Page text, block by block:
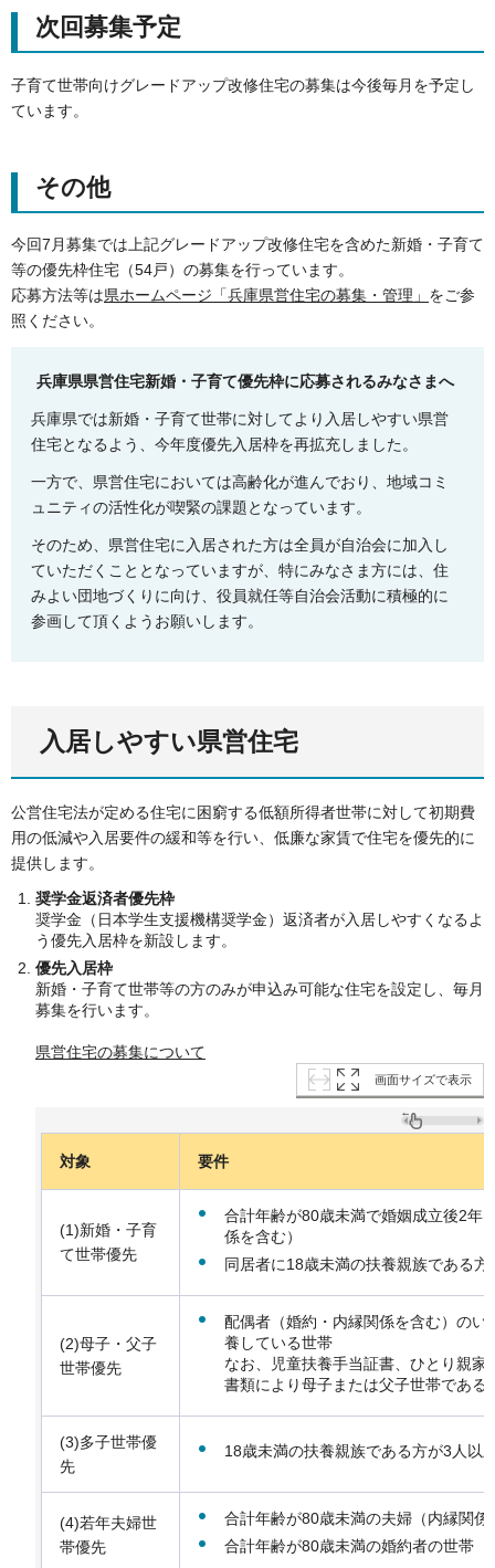
次回募集予定
子育て世帯向けグレードアップ改修住宅の募集は今後毎月を予定し
ています。
その他
今回7月募集では上記グレードアップ改修住宅を含めた新婚・子育て
等の優先枠住宅（54戸）の募集を行っています。
応募方法等は県ホームページ「兵庫県営住宅の募集・管理」 をご参
照ください。
兵庫県県営住宅新婚・子育て優先枠に応募されるみなさまへ
兵庫県では新婚・子育て世帯に対してより入居しやすい県営
住宅となるよう、今年度優先入居枠を再拡充しました。
一方で、県営住宅においては高齢化が進んでおり、地域コミ
ュニティの活性化が喫緊の課題となっています。
そのため、県営住宅に入居された方は全員が自治会に加入し
ていただくこととなっていますが、特にみなさま方には、住
みよい団地づくりに向け、役員就任等自治会活動に積極的に
参画して頂くようお願いします。
入居しやすい県営住宅
公営住宅法が定める住宅に困窮する低額所得者世帯に対して初期費
用の低減や入居要件の緩和等を行い、低廉な家賃で住宅を優先的に
提供します。
奨学金返済者優先枠
奨学金（日本学生支援機構奨学金）返済者が入居しやすくなるよ
う優先入居枠を新設します。
優先入居枠
新婚・子育て世帯等の方のみが申込み可能な住宅を設定し、毎月
募集を行います。
県営住宅の募集について
画面サイズで表示
対象 要件
(1)新婚・子育
て世帯優先
合計年齢が80歳未満で婚姻成立後2年
係を含む）
同居者に18歳未満の扶養親族である方
(2)母子・父子
世帯優先
配偶者（婚約・内縁関係を含む）の
養している世帯
なお、児童扶養手当証書、ひとり親
書類により母子または父子世帯である
(3)多子世帯優
先
18歳未満の扶養親族である方が3人以
(4)若年夫婦世
帯優先
合計年齢が80歳未満の夫婦（内縁関係
合計年齢が80歳未満の婚約者の世帯